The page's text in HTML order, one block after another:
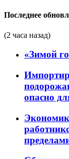
Последнее
(2 часа назад)
«Зимой
опасно